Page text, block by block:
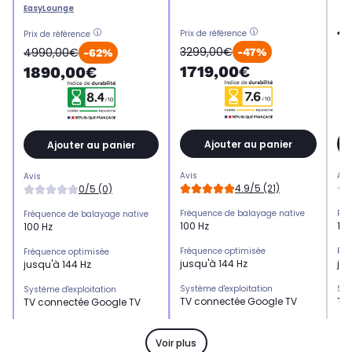
EasyLounge
Prix de référence
4990,00€ -62%
1890,00€
Ajouter au panier
Avis
0/5 (0)
Fréquence de balayage native
100 Hz
Fréquence optimisée
jusqu'à 144 Hz
Système d'exploitation
TV connectée Google TV
Prix de référence
3299,00€ -47%
1719,00€
Ajouter au panier
Avis
4.9/5 (21)
Fréquence de balayage native
100 Hz
Fréquence optimisée
jusqu'à 144 Hz
Système d'exploitation
TV connectée Google TV
HDMI 2.1
x2
Voir plus